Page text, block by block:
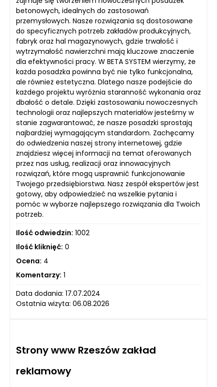
betonowych, idealnych do zastosowań
przemysłowych. Nasze rozwiązania są dostosowane
do specyficznych potrzeb zakładów produkcyjnych,
fabryk oraz hal magazynowych, gdzie trwałość i
wytrzymałość nawierzchni mają kluczowe znaczenie
dla efektywności pracy. W BETA SYSTEM wierzymy, że
każda posadzka powinna być nie tylko funkcjonalna,
ale również estetyczna. Dlatego nasze podejście do
każdego projektu wyróżnia staranność wykonania oraz
dbałość o detale. Dzięki zastosowaniu nowoczesnych
technologii oraz najlepszych materiałów jesteśmy w
stanie zagwarantować, że nasze posadzki sprostają
najbardziej wymagającym standardom. Zachęcamy
do odwiedzenia naszej strony internetowej, gdzie
znajdziesz więcej informacji na temat oferowanych
przez nas usług, realizacji oraz innowacyjnych
rozwiązań, które mogą usprawnić funkcjonowanie
Twojego przedsiębiorstwa. Nasz zespół ekspertów jest
gotowy, aby odpowiedzieć na wszelkie pytania i
pomóc w wyborze najlepszego rozwiązania dla Twoich
potrzeb.
Ilość odwiedzin: 1002
Ilość kliknięć: 0
Ocena: 4
Komentarzy: 1
Data dodania: 17.07.2024
Ostatnia wizyta: 06.08.2026
Strony www Rzeszów zakład
reklamowy